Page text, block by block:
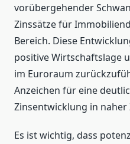
vorübergehender
Zinssätze für
Bereich. Diese
positive Wirtschaftslage
im Euroraum
Anzeichen für eine
Zinsentwicklung in naher
Es ist wichtig, dass